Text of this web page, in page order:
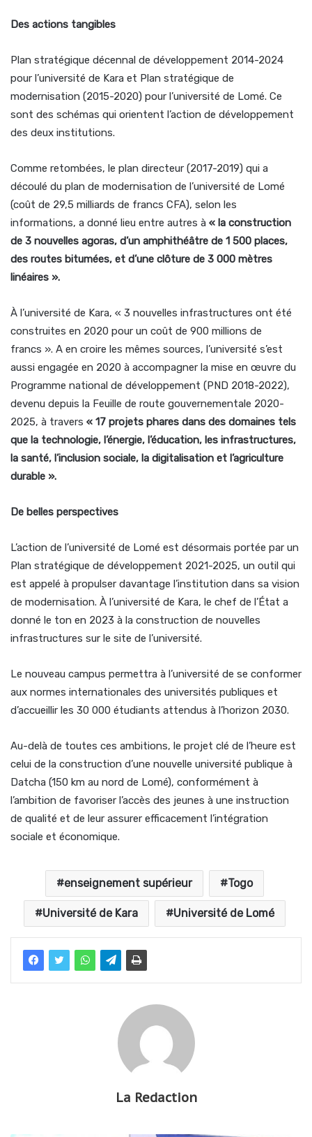
Des actions tangibles
Plan stratégique décennal de développement 2014-2024
pour l’université de Kara et Plan stratégique de
modernisation (2015-2020) pour l’université de Lomé. Ce
sont des schémas qui orientent l’action de développement
des deux institutions.
Comme retombées, le plan directeur (2017-2019) qui a
découlé du plan de modernisation de l’université de Lomé
(coût de 29,5 milliards de francs CFA), selon les
informations, a donné lieu entre autres à « la construction
de 3 nouvelles agoras, d’un amphithéâtre de 1 500 places,
des routes bitumées, et d’une clôture de 3 000 mètres
linéaires ».
À l’université de Kara, « 3 nouvelles infrastructures ont été
construites en 2020 pour un coût de 900 millions de
francs ». A en croire les mêmes sources, l’université s’est
aussi engagée en 2020 à accompagner la mise en œuvre du
Programme national de développement (PND 2018-2022),
devenu depuis la Feuille de route gouvernementale 2020-
2025, à travers « 17 projets phares dans des domaines tels
que la technologie, l’énergie, l’éducation, les infrastructures,
la santé, l’inclusion sociale, la digitalisation et l’agriculture
durable ».
De belles perspectives
L’action de l’université de Lomé est désormais portée par un
Plan stratégique de développement 2021-2025, un outil qui
est appelé à propulser davantage l’institution dans sa vision
de modernisation. À l’université de Kara, le chef de l’État a
donné le ton en 2023 à la construction de nouvelles
infrastructures sur le site de l’université.
Le nouveau campus permettra à l’université de se conformer
aux normes internationales des universités publiques et
d’accueillir les 30 000 étudiants attendus à l’horizon 2030.
Au-delà de toutes ces ambitions, le projet clé de l’heure est
celui de la construction d’une nouvelle université publique à
Datcha (150 km au nord de Lomé), conformément à
l’ambition de favoriser l’accès des jeunes à une instruction
de qualité et de leur assurer efficacement l’intégration
sociale et économique.
enseignement supérieur Togo
Université de Kara Université de Lomé
La Redaction